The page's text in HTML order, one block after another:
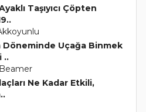
Taşıyıcı Çöpten
Döneminde Uçağa Binmek
..
Ne Kadar Etkili,